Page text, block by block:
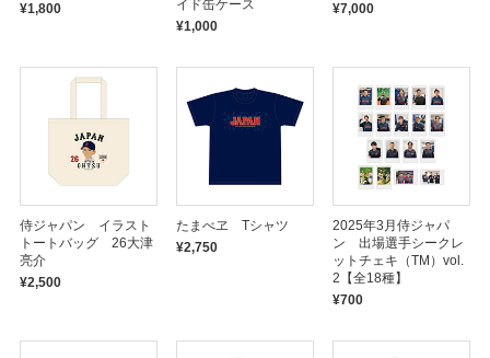
¥1,800
イド缶ケース
¥1,000
¥7,000
侍ジャパン イラスト
トートバッグ 26大津
亮介
¥2,500
たまべヱ Tシャツ
¥2,750
2025年3月侍ジャパ
ン 出場選手シークレ
ットチェキ（TM）vol.
2【全18種】
¥700